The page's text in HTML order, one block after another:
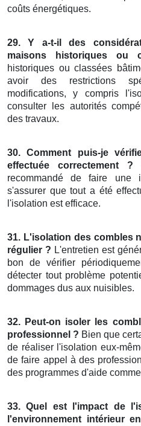
coûts énergétiques.
29. Y a-t-il des
maisons historiques ou
historiques ou classées
avoir des restrictions
modifications, y compris
consulter les autorités
des travaux.
30. Comment puis-je
effectuée correctement ?
recommandé de faire une
s'assurer que tout a été
l'isolation est efficace.
31. L'isolation des combles
régulier ? L'entretien est
bon de vérifier
détecter tout problème
dommages dus aux nuisibles.
32. Peut-on isoler les
professionnel ? Bien que
de réaliser l'isolation eux-
de faire appel à des
des programmes d'aide
33. Quel est l'impact de
l'environnement intérieur